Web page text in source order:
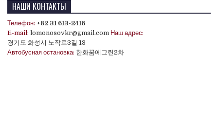
НАШИ КОНТАКТЫ
Телефон: +82 31 613-2416
E-mail: lomonosovkr@gmail.com Наш адрес:
경기도 화성시 노작로3길 13
Автобусная остановка: 한화꿈에그린2차